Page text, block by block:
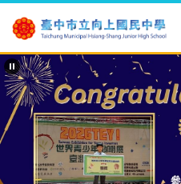
到
要
內
容
區